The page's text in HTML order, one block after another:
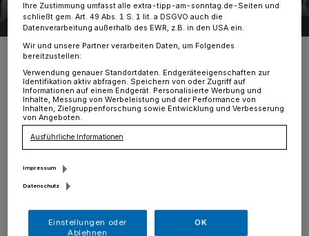
144 Bilder
HSG Eagles gegen TuS N-Lübbecke 144 Bilder
V or 1.842 Zuschauern lieferten sich die
Eagles mit den Ostwestfalen einen
packenden Kampf bis zur letzten Sekunde.
Trotz der großen Enttäuschung richtete
Kapitän Niklas Ingenpaß den Blick
Ihre Zustimmung umfasst alle extra-tipp-am-sonntag.de-Seiten und
schließt gem. Art. 49 Abs. 1 S. 1 lit. a DSGVO auch die
Datenverarbeitung außerhalb des EWR, z.B. in den USA ein.
Wir und unsere Partner verarbeiten Daten, um Folgendes
bereitzustellen:
Verwendung genauer Standortdaten. Endgeräteeigenschaften zur
Identifikation aktiv abfragen. Speichern von oder Zugriff auf
Informationen auf einem Endgerät. Personalisierte Werbung und
Inhalte, Messung von Werbeleistung und der Performance von
Inhalten, Zielgruppenforschung sowie Entwicklung und Verbesserung
von Angeboten.
Ausführliche Informationen
Impressum
Datenschutz
Einstellungen oder
Ablehnen
OK